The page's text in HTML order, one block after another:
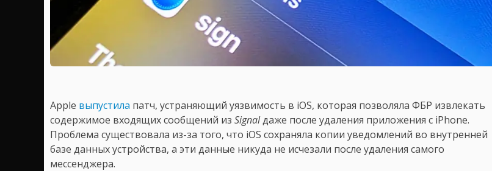
Apple выпустила патч, устраняющий уязвимость в iOS, которая позволяла ФБР извлекать
содержимое входящих сообщений из Signalдаже после удаления приложения с iPhone.
Проблема существовала из-за того, что iOS сохраняла копии уведомлений во внутренней
базе данных устройства, а эти данные никуда не исчезали после удаления самого
мессенджера.